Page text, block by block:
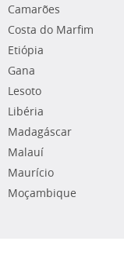
Camarões
Costa do Marfim
Etiópia
Gana
Lesoto
Libéria
Madagáscar
Malauí
Maurício
Moçambique